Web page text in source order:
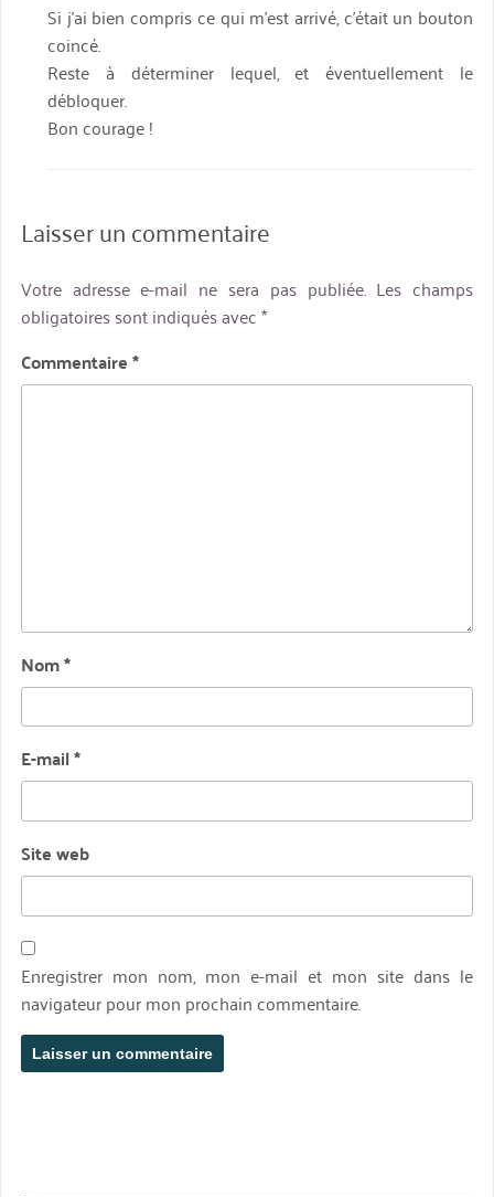
Si j’ai bien compris ce qui m’est arrivé, c’était un bouton
coincé.
Reste à déterminer lequel, et éventuellement le
débloquer.
Bon courage !
Laisser un commentaire
Votre adresse e-mail ne sera pas publiée. Les champs
obligatoires sont indiqués avec*
Commentaire*
Nom*
E-mail*
Site web
Enregistrer mon nom, mon e-mail et mon site dans le
navigateur pour mon prochain commentaire.